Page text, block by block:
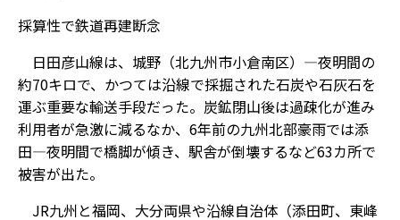
採算性で鉄道再建断念
日田彦山線は、城野（北九州市小倉南区）―夜明間の
約70キロで、かつては沿線で採掘された石炭や石灰石を
運ぶ重要な輸送手段だった。炭鉱閉山後は過疎化が進み
利用者が急激に減るなか、6年前の九州北部豪雨では添
田―夜明間で橋脚が傾き、駅舎が倒壊するなど63カ所で
被害が出た。
JR九州と福岡、大分両県や沿線自治体（添田町、東峰